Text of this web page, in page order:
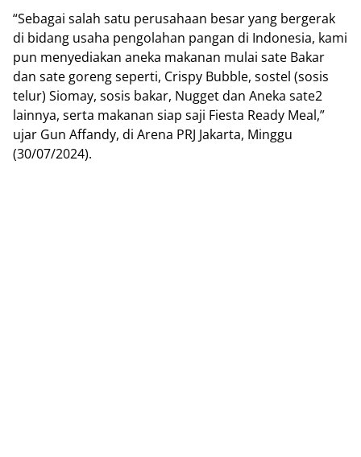
“Sebagai salah satu perusahaan besar yang bergerak
di bidang usaha pengolahan pangan di Indonesia, kami
pun menyediakan aneka makanan mulai sate Bakar
dan sate goreng seperti, Crispy Bubble, sostel (sosis
telur) Siomay, sosis bakar, Nugget dan Aneka sate2
lainnya, serta makanan siap saji Fiesta Ready Meal,”
ujar Gun Affandy, di Arena PRJ Jakarta, Minggu
(30/07/2024).